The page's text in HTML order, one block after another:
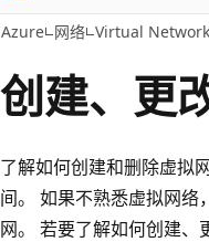
Azure 网络 Virtual Network
创建、更
了解如何创建和删除虚拟
间。 如果不熟悉虚拟网络
网。 若要了解如何创建、